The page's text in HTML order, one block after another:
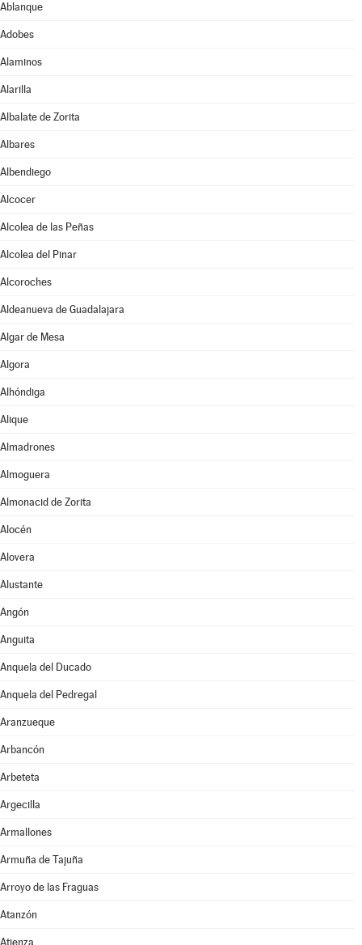
Ablanque
Adobes
Alaminos
Alarilla
Albalate de Zorita
Albares
Albendiego
Alcocer
Alcolea de las Peñas
Alcolea del Pinar
Alcoroches
Aldeanueva de Guadalajara
Algar de Mesa
Algora
Alhóndiga
Alique
Almadrones
Almoguera
Almonacid de Zorita
Alocén
Alovera
Alustante
Angón
Anguita
Anquela del Ducado
Anquela del Pedregal
Aranzueque
Arbancón
Arbeteta
Argecilla
Armallones
Armuña de Tajuña
Arroyo de las Fraguas
Atanzón
Atienza